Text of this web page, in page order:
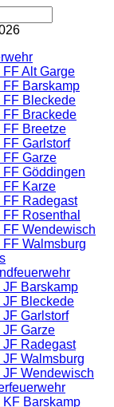
FF Alt Garge
FF Barskamp
FF Bleckede
FF Brackede
FF Breetze
FF Garlstorf
FF Garze
FF Göddingen
FF Karze
FF Radegast
Rosenthal
FF Wendewisch
FF Walmsburg
JF Barskamp
JF Bleckede
JF Garlstorf
JF Garze
JF Radegast
JF Walmsburg
JF Wendewisch
KF Barskamp